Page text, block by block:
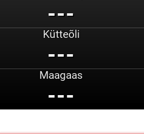
---
Kütteõli
---
Maagaas
---